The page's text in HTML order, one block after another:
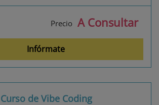
Precio A Consultar
Infórmate
Curso de Vibe Coding